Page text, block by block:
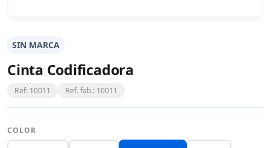
SIN MARCA
Cinta Codificadora
Ref: 10011 Ref. fab.: 10011
COLOR